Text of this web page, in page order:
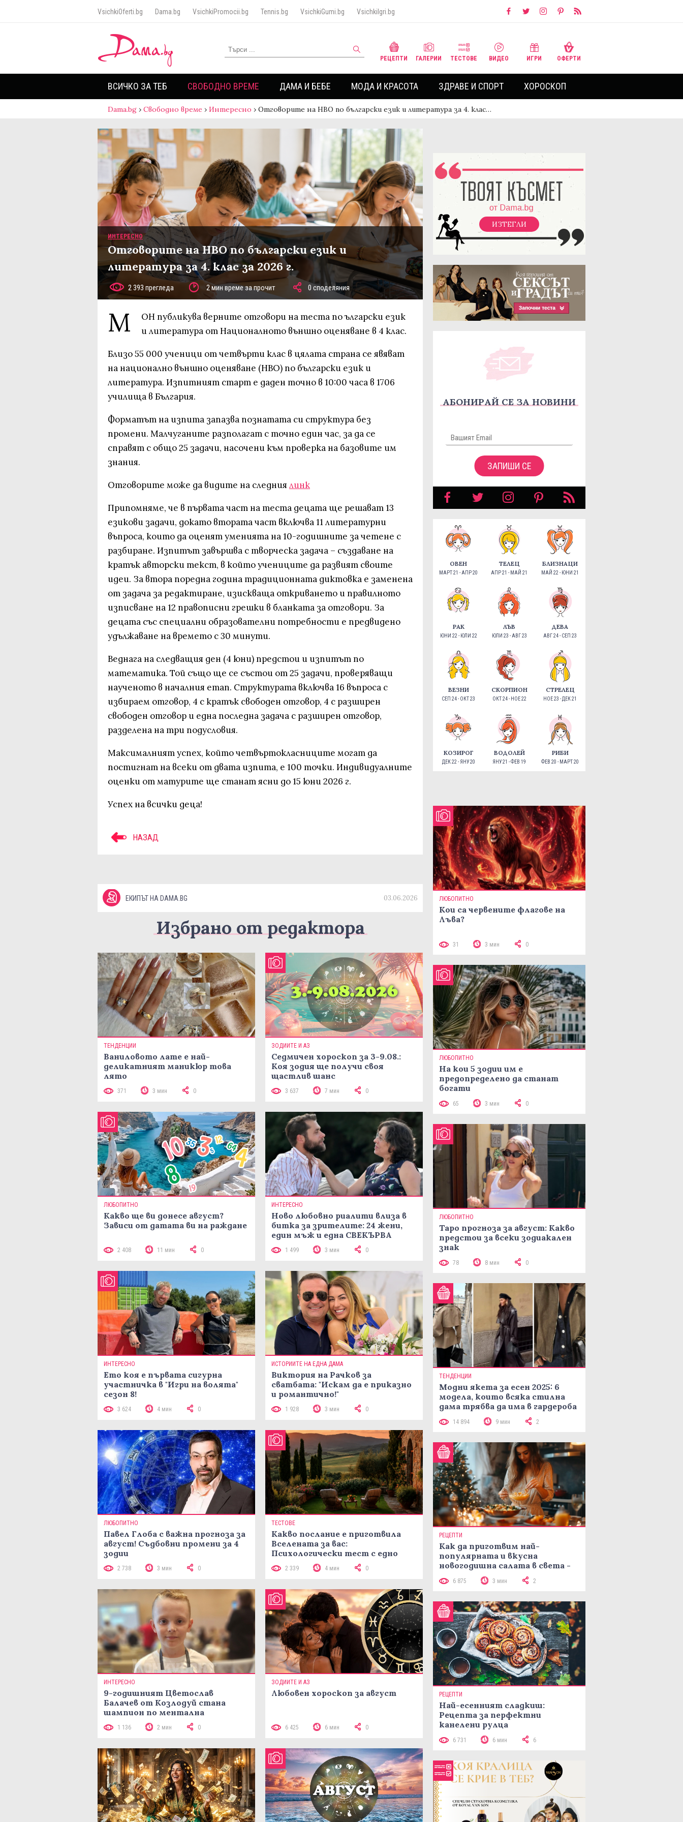
VsichkiOferti.bg Dama.bg VsichkiPromocii.bg Tennis.bg VsichkiGumi.bg VsichkiIgri.bg
РЕЦЕПТИ ГАЛЕРИИ ТЕСТОВЕ ВИДЕО ИГРИ ОФЕРТИ
ВСИЧКО ЗА ТЕБ СВОБОДНО ВРЕМЕ ДАМА И БЕБЕ МОДА И КРАСОТА ЗДРАВЕ И СПОРТ ХОРОСКОП
Dama.bg › Свободно време › Интересно › Отговорите на НВО по български език и литература за 4. клас…
ИНТЕРЕСНО
Отговорите на НВО по български език и
литература за 4. клас за 2026 г.
2 393 прегледа 2 мин време за прочит 0 споделяния
М
ОН публикува верните отговори на теста по ългарски език
и литература от Националното външно оценяване в 4 клас.
Близо 55 000 ученици от четвърти клас в цялата страна се явяват
на национално външно оценяване (НВО) по български език и
литература. Изпитният старт е даден точно в 10:00 часа в 1706
училища в България.
Форматът на изпита запазва познатата си структура без
промени. Малчуганите разполагат с точно един час, за да се
справят с общо 25 задачи, насочени към проверка на базовите им
знания.
Отговорите може да видите на следния линк
Припомняме, че в първата част на теста децата ще решават 13
езикови задачи, докато втората част включва 11 литературни
въпроса, които да оценят уменията на 10-годишните за четене с
разбиране. Изпитът завършва с творческа задача – създаване на
кратък авторски текст, в който учениците да развият своите
идеи. За втора поредна година традиционната диктовка е заменена
от задача за редактиране, изискваща откриването и правилното
изписване на 12 правописни грешки в бланката за отговори. За
децата със специални образователни потребности е предвидено
удължаване на времето с 30 минути.
Веднага на следващия ден (4 юни) предстои и изпитът по
математика. Той също ще се състои от 25 задачи, проверяващи
наученото в началния етап. Структурата включва 16 въпроса с
избираем отговор, 4 с кратък свободен отговор, 4 с разширен
свободен отговор и една последна задача с разширен отговор,
разделена на три подусловия.
Максималният успех, който четвъртокласниците могат да
постигнат на всеки от двата изпита, е 100 точки. Индивидуалните
оценки от матурите ще станат ясни до 15 юни 2026 г.
Успех на всички деца!
НАЗАД
ЕКИПЪТ НА DAMA.BG 03.06.2026
Избрано от редактора
ТЕНДЕНЦИИ
Ваниловото лате е най-
деликатният маникюр това
лято
371 3 мин 0
ЗОДИИТЕ И АЗ
Седмичен хороскоп за 3-9.08.:
Коя зодия ще получи своя
щастлив шанс
3 637 7 мин 0
ЛЮБОПИТНО
Какво ще ви донесе август?
Зависи от датата ви на ражданe
2 408 11 мин 0
ИНТЕРЕСНО
Ново любовно риалити влиза в
битка за зрителите: 24 жени,
един мъж и една СВЕКЪРВА
1 499 3 мин 0
ИНТЕРЕСНО
Ето коя е първата сигурна
участничка в "Игри на волята"
сезон 8!
3 624 4 мин 0
ИСТОРИИТЕ НА ЕДНА ДАМА
Виктория на Рачков за
сватбата: "Искам да е приказно
и романтично!"
1 928 3 мин 0
ЛЮБОПИТНО
Павел Глоба с важна прогноза за
август! Съдбовни промени за 4
зодии
2 738 3 мин 0
ТЕСТОВЕ
Какво послание е приготвила
Вселената за вас:
Психологически тест с едно
2 339 4 мин 0
ИНТЕРЕСНО
9-годишният Цветослав
Балачев от Козлодуй стана
шампион по ментална
аритметика с 320 задачи за 10
минути
1 136 2 мин 0
ЗОДИИТЕ И АЗ
Любовен хороскоп за август
6 425 6 мин 0
ИЗТЕГЛИ
АБОНИРАЙ СЕ ЗА НОВИНИ
ЗАПИШИ СЕ
ОВЕН
МАРТ 21 - АПР 20
ТЕЛЕЦ
АПР 21 - МАЙ 21
БЛИЗНАЦИ
МАЙ 22 - ЮНИ 21
РАК
ЮНИ 22 - ЮЛИ 22
ЛЪВ
ЮЛИ 23 - АВГ 23
ДЕВА
АВГ 24 - СЕП 23
ВЕЗНИ
СЕП 24 - ОКТ 23
СКОРПИОН
ОКТ 24 - НОЕ 22
СТРЕЛЕЦ
НОЕ 23 - ДЕК 21
КОЗИРОГ
ДЕК 22 - ЯНУ 20
ВОДОЛЕЙ
ЯНУ 21 - ФЕВ 19
РИБИ
ФЕВ 20 - МАРТ 20
ЛЮБОПИТНО
Кои са червените флагове на
Лъва?
31 3 мин 0
ЛЮБОПИТНО
На кои 5 зодии им е
предопределено да станат
богати
65 3 мин 0
ЛЮБОПИТНО
Таро прогноза за август: Какво
предстои за всеки зодиакален
знак
78 8 мин 0
ТЕНДЕНЦИИ
Модни якета за есен 2025: 6
модела, които всяка стилна
дама трябва да има в гардероба
14 894 9 мин 2
РЕЦЕПТИ
Как да приготвим най-
популярната и вкусна
новогодишна салата в света -
рецепта Мимоза
6 875 3 мин 2
РЕЦЕПТИ
Най-есенният сладкиш:
Рецепта за перфектни
канелени рулца
6 731 6 мин 6